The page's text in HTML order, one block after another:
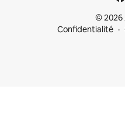
© 2026
Confidentialité